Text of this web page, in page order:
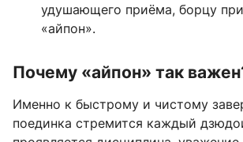
удушающего приёма, борцу
«айпон».
Почему «айпон» так
Именно к быстрому и чистому
поединка стремится каждый